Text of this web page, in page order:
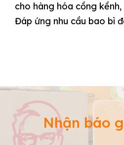
cho hàng hóa cồng
Đáp ứng nhu cầu bao bì
Nhận báo